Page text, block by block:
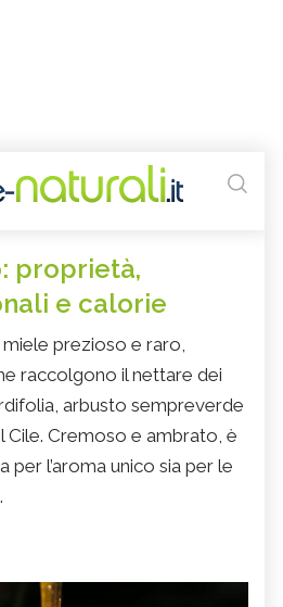
proprietà,
e calorie
prezioso e raro,
raccolgono il nettare dei
arbusto sempreverde
Cile. Cremoso e ambrato, è
l’aroma unico sia per le